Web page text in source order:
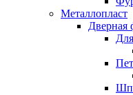
Металлопласт
Дверная